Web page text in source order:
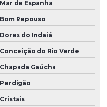
Mar de Espanha
Bom Repouso
Dores do Indaiá
Conceição do Rio Verde
Chapada Gaúcha
Perdigão
Cristais